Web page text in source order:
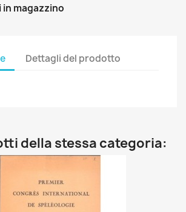
magazzino
Dettagli del prodotto
della stessa categoria: